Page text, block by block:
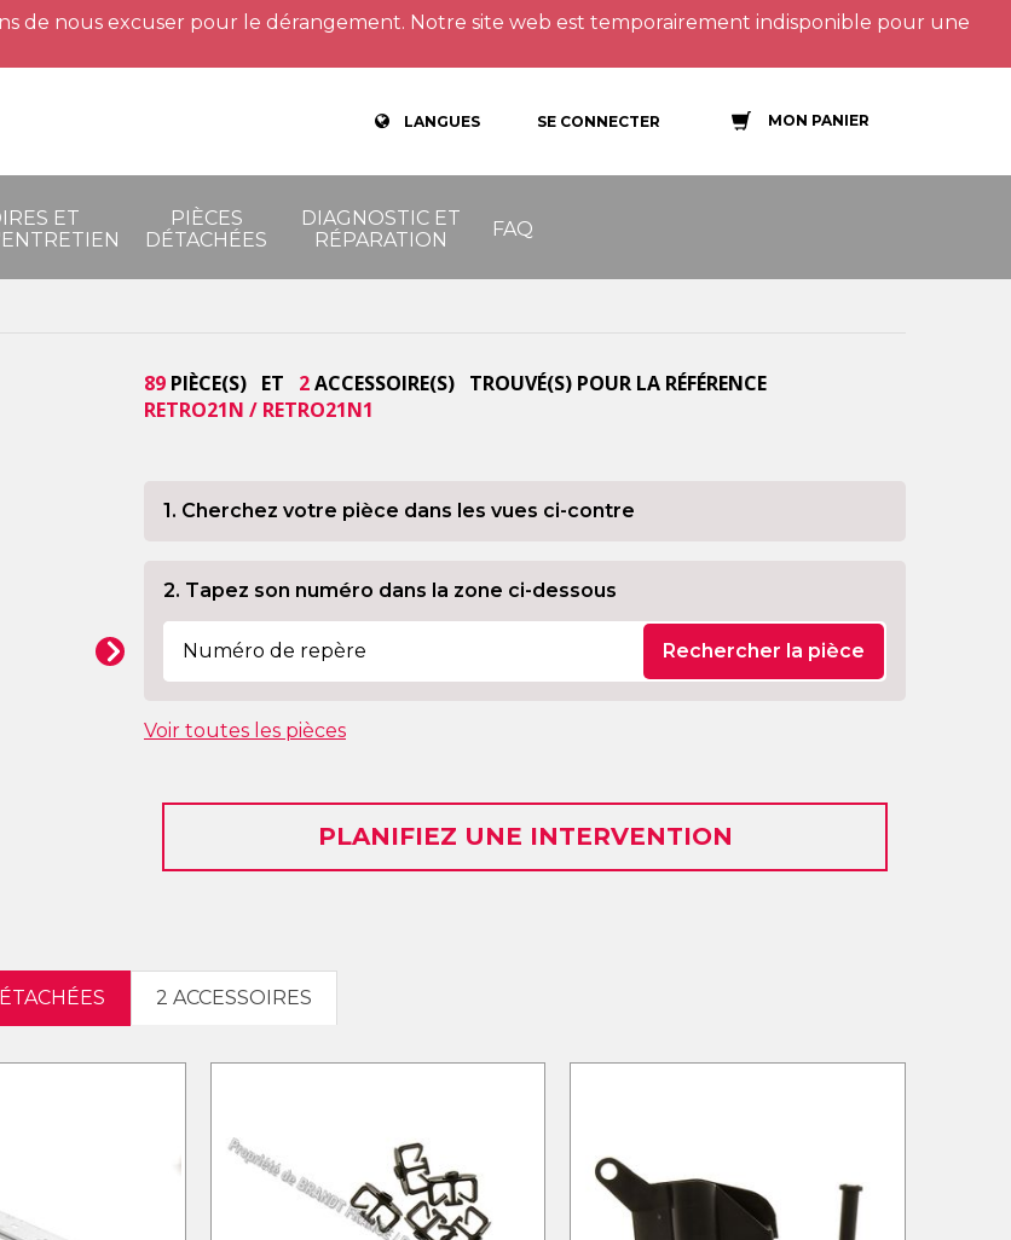
de nous excuser pour le dérangement. Notre site web est temporairement indisponible pour une
LANGUES SE CONNECTER MON PANIER
ET
PIÈCES
DÉTACHÉES
DIAGNOSTIC ET
RÉPARATION
FAQ
89 PIÈCE(S) ET 2ACCESSOIRE(S) TROUVÉ(S) POUR LA RÉFÉRENCE
RETRO21N / RETRO21N1
1. Cherchez votre pièce dans les vues ci-contre
2. Tapez son numéro dans la zone ci-dessous
Rechercher la pièce
Voir toutes les pièces
PLANIFIEZ UNE INTERVENTION
2 ACCESSOIRES